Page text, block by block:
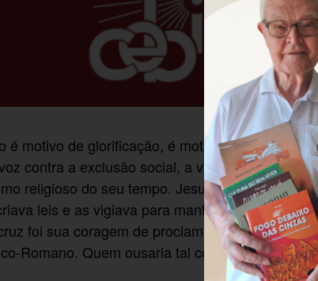
é motivo de glorificação, é motivo de
contra a exclusão social, a violência contra o
religioso do seu tempo. Jesus é levado a
leis e as vigiava para manter o controle
foi sua coragem de proclamar com atitudes
Romano. Quem ousaria tal coisa? De onde